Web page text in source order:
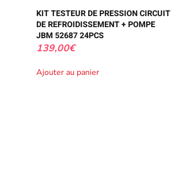
KIT TESTEUR DE PRESSION CIRCUIT
DE REFROIDISSEMENT + POMPE
JBM 52687 24PCS
139,00€
Ajouter au panier